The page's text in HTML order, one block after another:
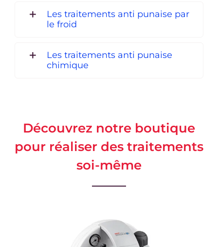
Les traitements anti punaise par
le froid
Les traitements anti punaise
chimique
Découvrez notre boutique
pour réaliser des traitements
soi-même